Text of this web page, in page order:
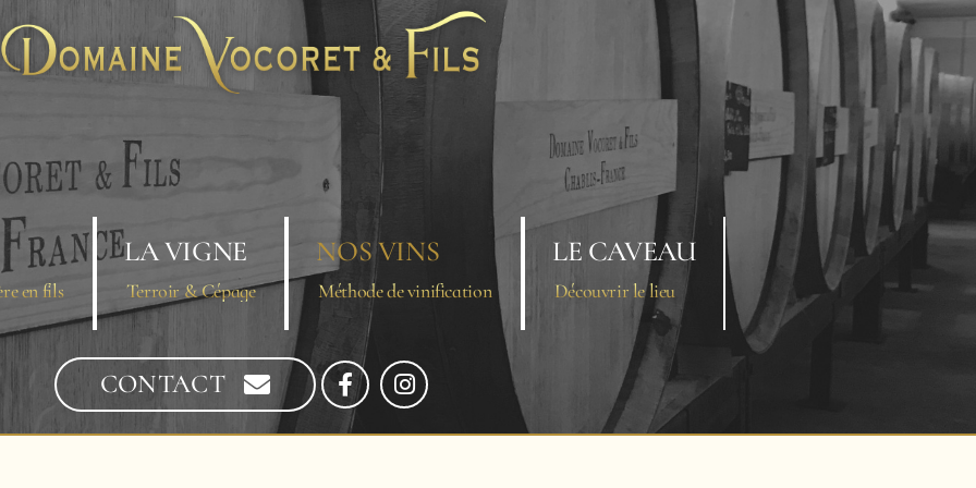
en fils
LA VIGNE
Terroir & Cépage
NOS VINS
Méthode de vinification
LE CAVEAU
Découvrir le lieu
CONTACT